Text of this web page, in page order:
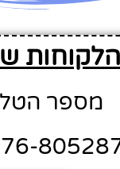
מספר
8052872 או